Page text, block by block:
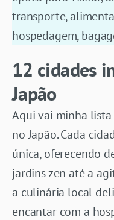
transporte,
hospedagem,
12 cidades
Japão
Aqui vai minha
no Japão. Cada
única, oferecendo
jardins zen até a
a culinária local
encantar com a